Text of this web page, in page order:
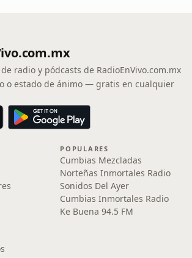
radio y pódcasts de RadioEnVivo.com.mx
o estado de ánimo — gratis en cualquier
POPULARES
Cumbias Mezcladas
Norteñas Inmortales Radio
Sonidos Del Ayer
Cumbias Inmortales Radio
Ke Buena 94.5 FM